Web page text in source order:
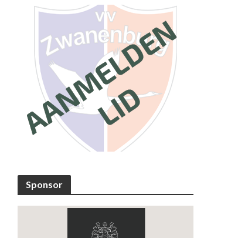
Sponsor